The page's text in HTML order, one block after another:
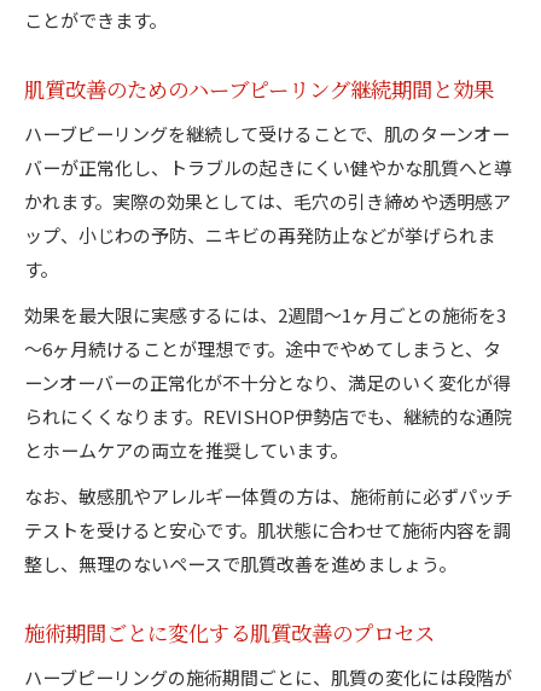
ことができます。
肌質改善のためのハーブピーリング継続期間と効果
ハーブピーリングを継続して受けることで、肌のターンオー
バーが正常化し、トラブルの起きにくい健やかな肌質へと導
かれます。実際の効果としては、毛穴の引き締めや透明感ア
ップ、小じわの予防、ニキビの再発防止などが挙げられま
す。
効果を最大限に実感するには、2週間～1ヶ月ごとの施術を3
～6ヶ月続けることが理想です。途中でやめてしまうと、タ
ーンオーバーの正常化が不十分となり、満足のいく変化が得
られにくくなります。REVISHOP伊勢店でも、継続的な通院
とホームケアの両立を推奨しています。
なお、敏感肌やアレルギー体質の方は、施術前に必ずパッチ
テストを受けると安心です。肌状態に合わせて施術内容を調
整し、無理のないペースで肌質改善を進めましょう。
施術期間ごとに変化する肌質改善のプロセス
ハーブピーリングの施術期間ごとに、肌質の変化には段階が